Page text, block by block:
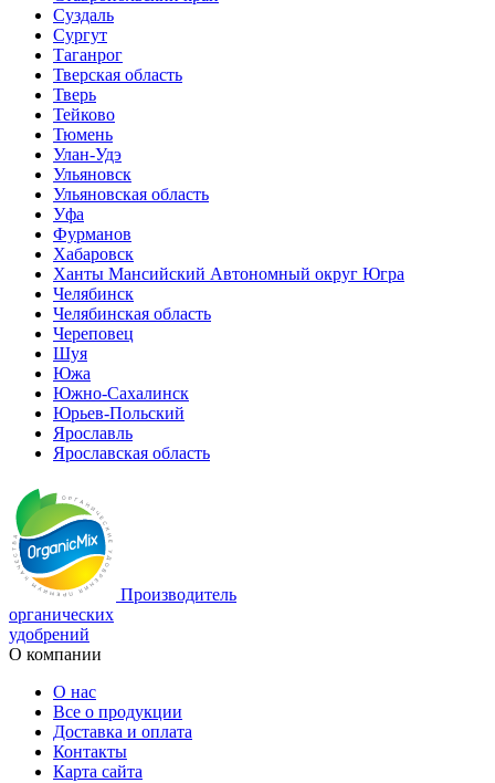
Суздаль
Сургут
Таганрог
Тверская область
Тверь
Тейково
Тюмень
Улан-Удэ
Ульяновск
Ульяновская область
Уфа
Фурманов
Хабаровск
Ханты Мансийский Автономный округ Югра
Челябинск
Челябинская область
Череповец
Шуя
Южа
Южно-Сахалинск
Юрьев-Польский
Ярославль
Ярославская область
Производитель
органических
удобрений
О компании
О нас
Все о продукции
Доставка и оплата
Контакты
Карта сайта